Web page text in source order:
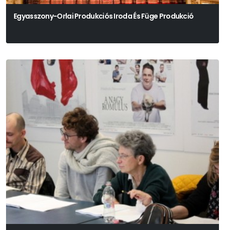
Egyasszony-Orlai Produkciós Iroda És Füge Produkció